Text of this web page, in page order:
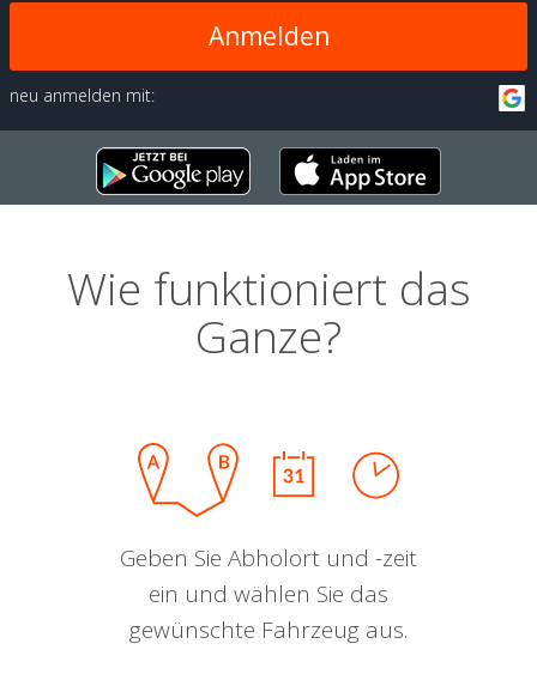
Anmelden
neu anmelden mit:
Wie funktioniert das
Ganze?
Geben Sie Abholort und -zeit
ein und wählen Sie das
gewünschte Fahrzeug aus.